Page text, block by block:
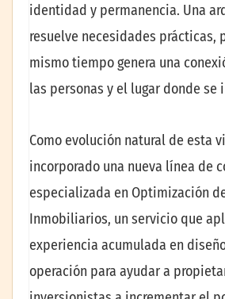
identidad y permanencia. Una
resuelve necesidades prácticas,
mismo tiempo genera una
las personas y el lugar donde se
Como evolución natural de esta
incorporado una nueva línea de
especializada en Optimización
Inmobiliarios, un servicio que
experiencia acumulada en
operación para ayudar a